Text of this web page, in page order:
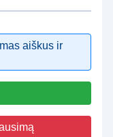
aiškus ir